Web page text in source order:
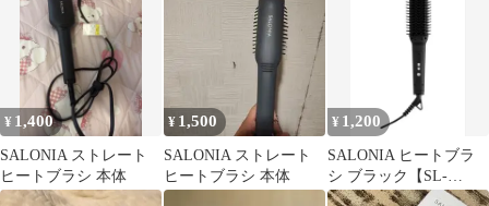
¥ 1,400
SALONIA ストレート
ヒートブラシ 本体
¥ 1,500
SALONIA ストレート
ヒートブラシ 本体
¥ 1,200
SALONIA ヒートブラ
シ ブラック【SL-
012BKS】